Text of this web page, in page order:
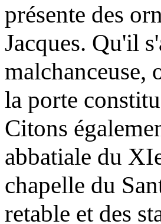
présente des
Jacques. Qu'il
malchanceuse,
la porte
Citons
abbatiale du
chapelle du
retable et des